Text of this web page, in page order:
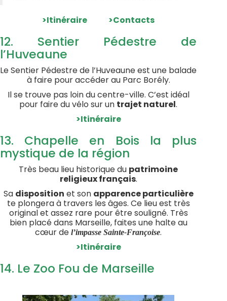
>Itinéraire >Contacts
12. Sentier Pédestre de
l’Huveaune
Le Sentier Pédestre de l’Huveaune est une balade
à faire pour accéder au Parc Borély.
Il se trouve pas loin du centre-ville. C’est idéal
pour faire du vélo sur un trajet naturel.
>Itinéraire
13. Chapelle en Bois la plus
mystique de la région
Très beau lieu historique du patrimoine
religieux français.
Sa disposition et son apparence particulière
te plongera à travers les âges. Ce lieu est très
original et assez rare pour être souligné. Très
bien placé dans Marseille, faites une halte au
cœur de l’impasse Sainte-Françoise.
>Itinéraire
14. Le Zoo Fou de Marseille